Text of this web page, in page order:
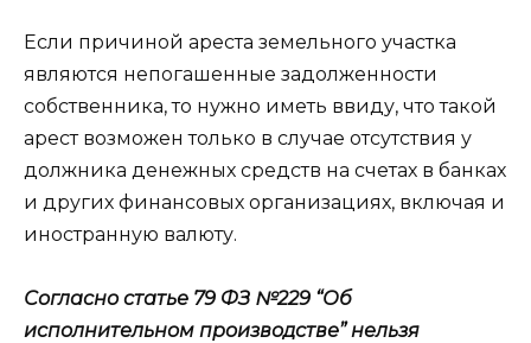
Если причиной ареста земельного участка
являются непогашенные задолженности
собственника, то нужно иметь ввиду, что такой
арест возможен только в случае отсутствия у
должника денежных средств на счетах в банках
и других финансовых организациях, включая и
иностранную валюту.
Согласно статье 79 ФЗ №229 “Об
исполнительном производстве” нельзя